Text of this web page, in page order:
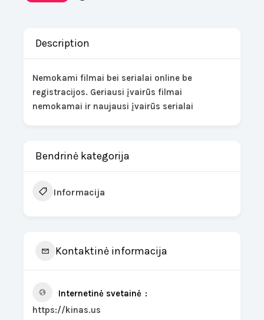
Description
Nemokami filmai bei serialai online be
registracijos. Geriausi įvairūs filmai
nemokamai ir naujausi įvairūs serialai
Bendrinė kategorija
Informacija
Kontaktinė informacija
Internetinė svetainė
https://kinas.us